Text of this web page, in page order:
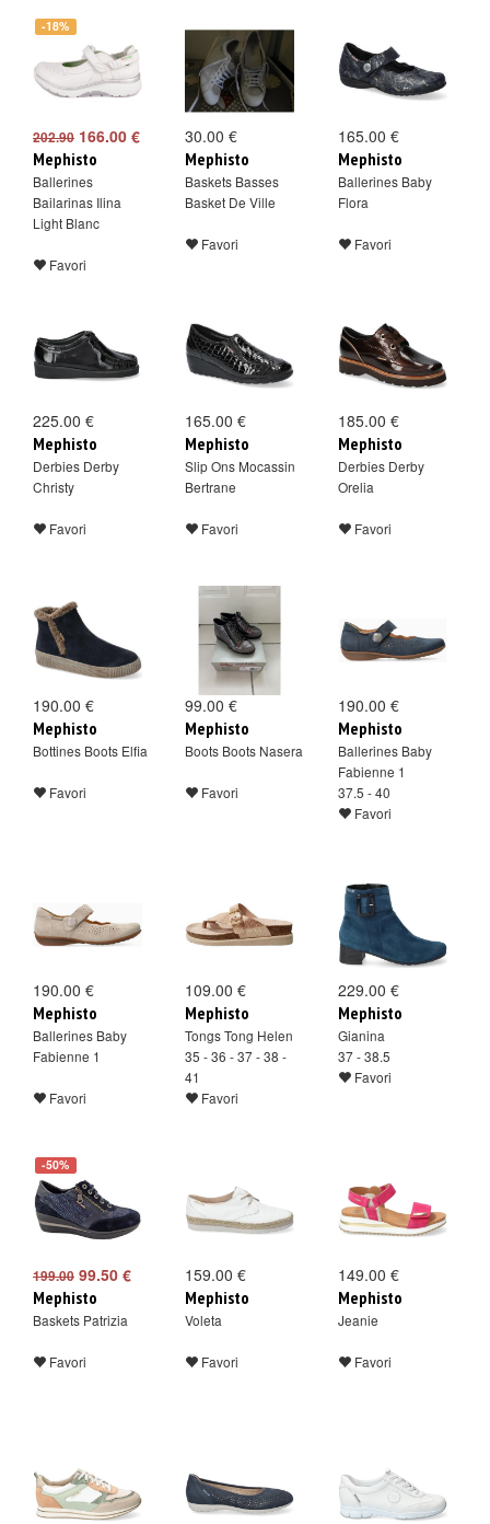
-18%
202.90 166.00 €
Mephisto
Ballerines
Bailarinas Ilina
Light Blanc
Favori
30.00 €
Mephisto
Baskets Basses
Basket De Ville
Favori
165.00 €
Mephisto
Ballerines Baby
Flora
Favori
225.00 €
Mephisto
Derbies Derby
Christy
Favori
165.00 €
Mephisto
Slip Ons Mocassin
Bertrane
Favori
185.00 €
Mephisto
Derbies Derby
Orelia
Favori
190.00 €
Mephisto
Bottines Boots Elfia
Favori
99.00 €
Mephisto
Boots Boots Nasera
Favori
190.00 €
Mephisto
Ballerines Baby
Fabienne 1
37.5 - 40
Favori
190.00 €
Mephisto
Ballerines Baby
Fabienne 1
Favori
109.00 €
Mephisto
Tongs Tong Helen
35 - 36 - 37 - 38 -
41
Favori
229.00 €
Mephisto
Gianina
37 - 38.5
Favori
-50%
199.00 99.50 €
Mephisto
Baskets Patrizia
Favori
159.00 €
Mephisto
Voleta
Favori
149.00 €
Mephisto
Jeanie
Favori